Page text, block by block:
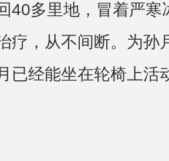
40多里地，冒着严寒
疗，从不间断。为孙
已经能坐在轮椅上活